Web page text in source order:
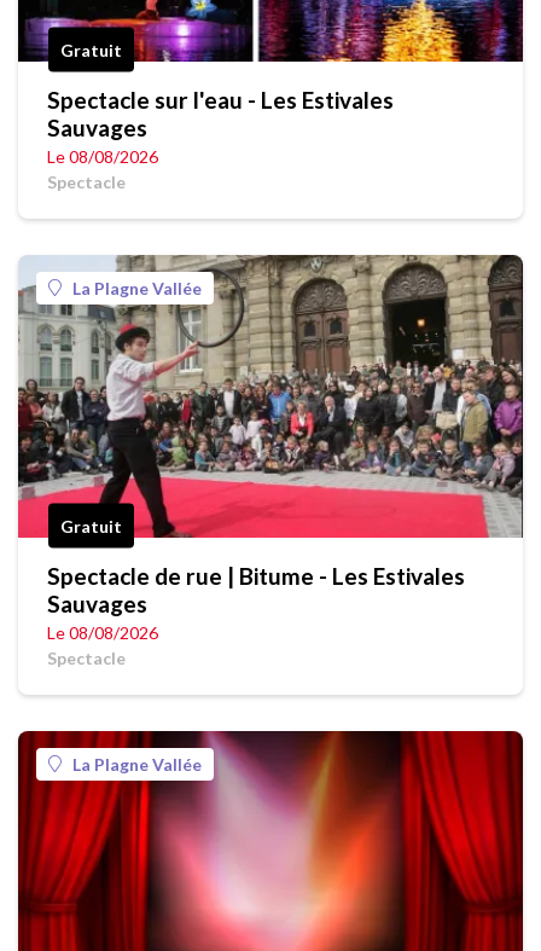
Gratuit
Spectacle sur l'eau - Les Estivales
Sauvages
Le 08/08/2026
Spectacle
La Plagne Vallée
Gratuit
Spectacle de rue | Bitume - Les Estivales
Sauvages
Le 08/08/2026
Spectacle
La Plagne Vallée